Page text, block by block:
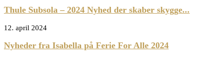
Thule Subsola – 2024 Nyhed der skaber skygge...
12. april 2024
Nyheder fra Isabella på Ferie For Alle 2024